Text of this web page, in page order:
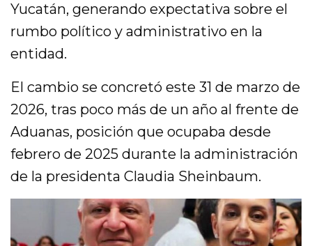
Yucatán, generando expectativa sobre el
rumbo político y administrativo en la
entidad.
El cambio se concretó este 31 de marzo de
2026, tras poco más de un año al frente de
Aduanas, posición que ocupaba desde
febrero de 2025 durante la administración
de la presidenta Claudia Sheinbaum.